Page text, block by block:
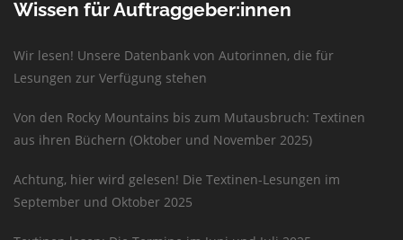
Wissen für Auftraggeber:innen
Wir lesen! Unsere Datenbank von Autorinnen, die für
Lesungen zur Verfügung stehen
Von den Rocky Mountains bis zum Mutausbruch: Textinen
aus ihren Büchern (Oktober und November 2025)
Achtung, hier wird gelesen! Die Textinen-Lesungen im
September und Oktober 2025